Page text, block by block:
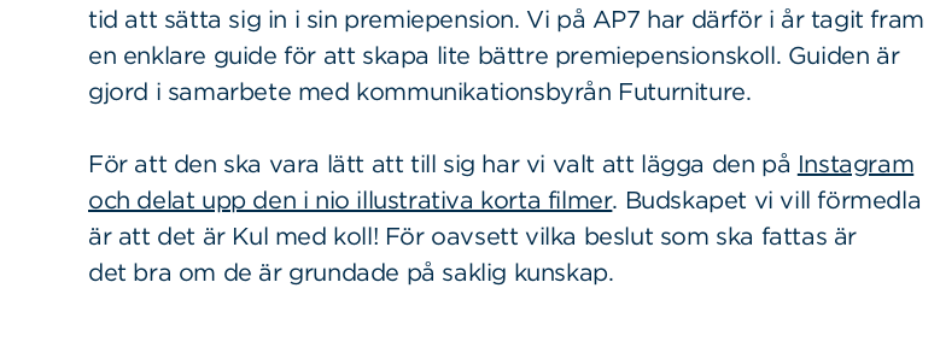
tid att sätta sig in i sin premiepension. Vi på AP7 har därför i år tagit fram
en enklare guide för att skapa lite bättre premiepensionskoll. Guiden är
gjord i samarbete med kommunikationsbyrån Futurniture.
För att den ska vara lätt att till sig har vi valt att lägga den på Instagram
och delat upp den i nio illustrativa korta filmer. Budskapet vi vill förmedla
är att det är Kul med koll! För oavsett vilka beslut som ska fattas är
det bra om de är grundade på saklig kunskap.